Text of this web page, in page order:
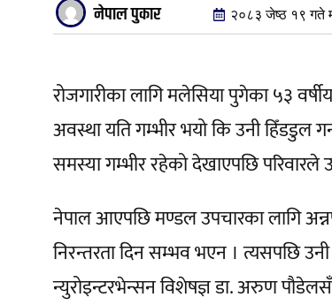
नेपाल पुकार २०८३ जेष्ठ १९ गते
रोजगारीका लागि मलेसिया पुगेका ५३
अवस्था यति गम्भीर भयो कि उनी
समस्या गम्भीर रहेको देखाएपछि परिवारले
नेपाल आएपछि मण्डल उपचारका लागि
निरन्तरता दिन सम्भव भएन । त्यसपछि
न्युरोइन्टरभेन्सन विशेषज्ञ डा. अरुण